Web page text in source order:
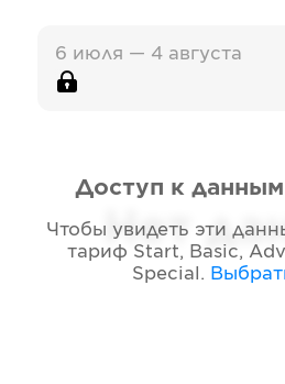
6 июля — 4 августа
Нет
Доступ к
Чтобы увидеть эти
тариф Start, Basic,
Special .